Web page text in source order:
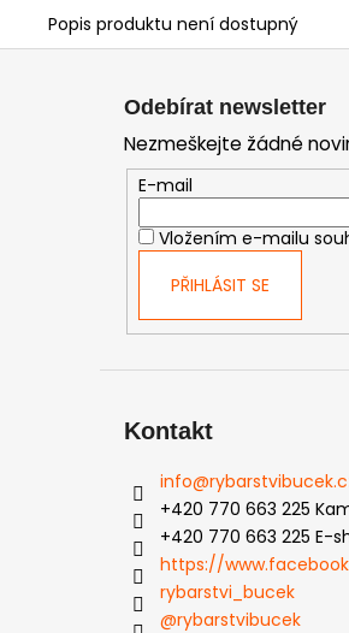
Popis produktu není dostupný
Odebírat newsletter
Nezmeškejte žádné
E-mail
Vložením e-mailu
PŘIHLÁSIT SE
Kontakt
info@
+420 770 663 225
+420 770 663 225 E-
https://
rybarstvi_bucek
@rybarstvibucek